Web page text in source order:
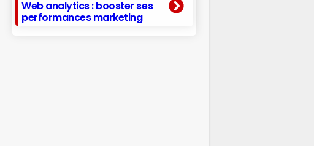
Web analytics : booster ses
performances marketing